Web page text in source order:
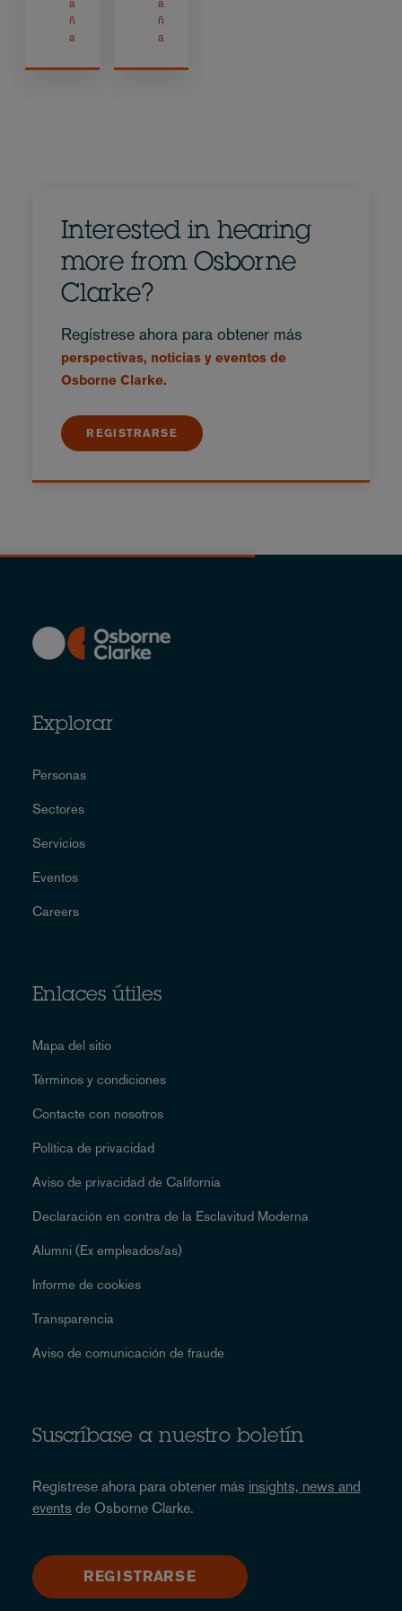
a
ñ
a
a
ñ
a
Interested in hearing
more from Osborne
Clarke?
Regístrese ahora para obtener más
perspectivas, noticias y eventos de
Osborne Clarke.
REGISTRARSE
Explorar
Personas
Sectores
Servicios
Eventos
Careers
Enlaces útiles
Mapa del sitio
Términos y condiciones
Contacte con nosotros
Política de privacidad
Aviso de privacidad de California
Declaración en contra de la Esclavitud Moderna
Alumni (Ex empleados/as)
Informe de cookies
Transparencia
Aviso de comunicación de fraude
Suscríbase a nuestro boletín
Regístrese ahora para obtener más insights, news and
events de Osborne Clarke.
REGISTRARSE